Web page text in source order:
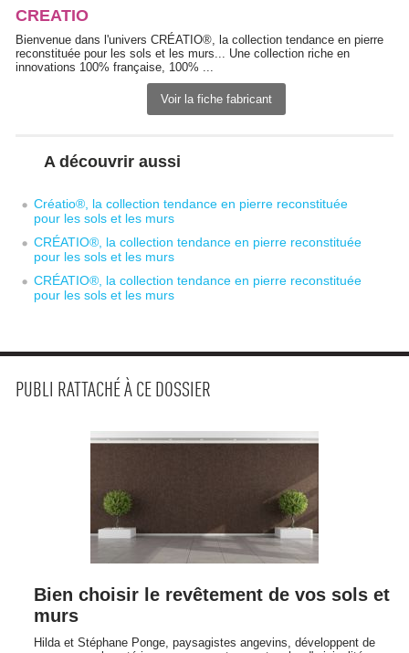
CREATIO
Bienvenue dans l'univers CRÉATIO®, la collection tendance en pierre
reconstituée pour les sols et les murs... Une collection riche en
innovations 100% française, 100% ...
Voir la fiche fabricant
A découvrir aussi
Créatio®, la collection tendance en pierre reconstituée
pour les sols et les murs
CRÉATIO®, la collection tendance en pierre reconstituée
pour les sols et les murs
CRÉATIO®, la collection tendance en pierre reconstituée
pour les sols et les murs
PUBLI RATTACHÉ À CE DOSSIER
Bien choisir le revêtement de vos sols et
murs
Hilda et Stéphane Ponge, paysagistes angevins, développent de